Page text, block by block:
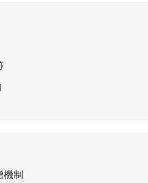
機制